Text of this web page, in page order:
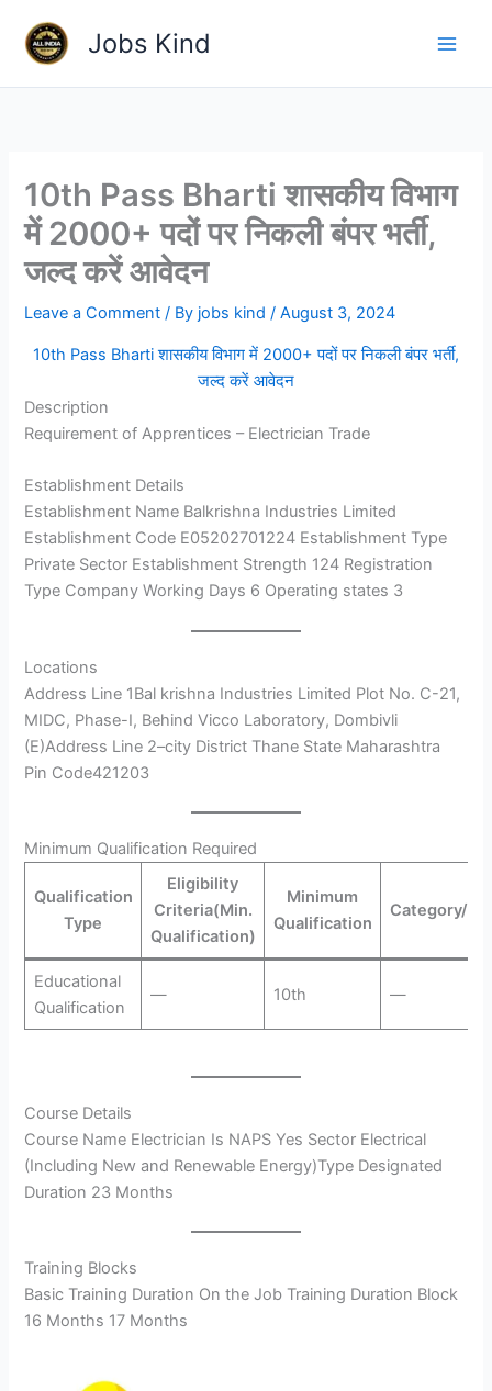
content
Jobs Kind
10th Pass Bharti शासकीय विभाग
में 2000+ पदों पर निकली बंपर भर्ती,
जल्द करें आवेदन
Leave a Comment / By jobs kind/August 3, 2024
10th Pass Bharti शासकीय विभाग में 2000+ पदों पर निकली बंपर भर्ती,
जल्द करें आवेदन
Description
Requirement of Apprentices – Electrician Trade
Establishment Details
Establishment Name Balkrishna Industries Limited
Establishment Code E05202701224 Establishment Type
Private Sector Establishment Strength 124 Registration
Type Company Working Days 6 Operating states 3
Locations
Address Line 1Bal krishna Industries Limited Plot No. C-21,
MIDC, Phase-I, Behind Vicco Laboratory, Dombivli
(E)Address Line 2–city District Thane State Maharashtra
Pin Code421203
Minimum Qualification Required
Qualification
Type
Eligibility
Criteria(Min.
Qualification)
Minimum
Qualification
Category/
Educational
Qualification
— 10th —
Course Details
Course Name Electrician Is NAPS Yes Sector Electrical
(Including New and Renewable Energy)Type Designated
Duration 23 Months
Training Blocks
Basic Training Duration On the Job Training Duration Block
16 Months 17 Months